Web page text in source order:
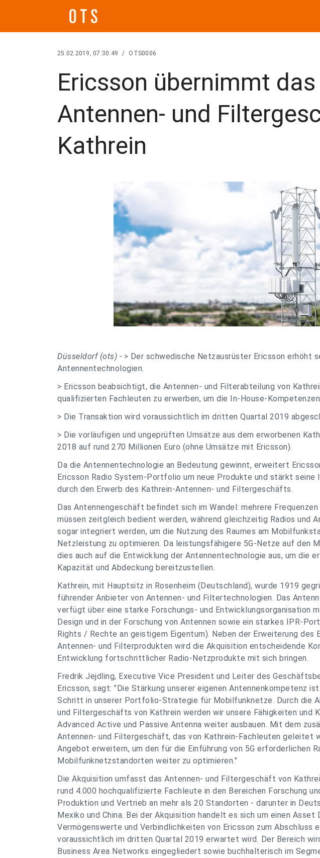
25.02.2019, 07:30:49 / OTS0006
Ericsson übernimmt das
Antennen- und
Kathrein
Düsseldorf (ots) - > Der schwedische Netzausrüster Ericsson erhöht
Antennentechnologien.
> Ericsson beabsichtigt, die Antennen- und Filterabteilung von
qualifizierten Fachleuten zu erwerben, um die In-House-
> Die Transaktion wird voraussichtlich im dritten Quartal 2019
> Die vorläufigen und ungeprüften Umsätze aus dem erworbenen
2018 auf rund 270 Millionen Euro (ohne Umsätze mit Ericsson).
Da die Antennentechnologie an Bedeutung gewinnt, erweitert
Ericsson Radio System-Portfolio um neue Produkte und stärkt seine
durch den Erwerb des Kathrein-Antennen- und Filtergeschäfts.
Das Antennengeschäft befindet sich im Wandel: mehrere
müssen zeitgleich bedient werden, während gleichzeitig Radios und
sogar integriert werden, um die Nutzung des Raumes am
Netzleistung zu optimieren. Da leistungsfähigere 5G-Netze auf den
dies auch auf die Entwicklung der Antennentechnologie aus, um die
Kapazität und Abdeckung bereitzustellen.
Kathrein, mit Hauptsitz in Rosenheim (Deutschland), wurde 1919
führender Anbieter von Antennen- und Filtertechnologien. Das
verfügt über eine starke Forschungs- und Entwicklungsorganisation
Design und in der Forschung von Antennen sowie ein starkes IPR-
Rights / Rechte an geistigem Eigentum). Neben der Erweiterung des
Antennen- und Filterprodukten wird die Akquisition entscheidende
Entwicklung fortschrittlicher Radio-Netzprodukte mit sich bringen.
Fredrik Jejdling, Executive Vice President und Leiter des
Ericsson, sagt: "Die Stärkung unserer eigenen Antennenkompetenz
Schritt in unserer Portfolio-Strategie für Mobilfunknetze. Durch die
und Filtergeschäfts von Kathrein werden wir unsere Fähigkeiten und
Advanced Active und Passive Antenna weiter ausbauen. Mit dem
Antennen- und Filtergeschäft, das von Kathrein-Fachleuten geleitet
Angebot erweitern, um den für die Einführung von 5G erforderlichen
Mobilfunknetzstandorten weiter zu optimieren."
Die Akquisition umfasst das Antennen- und Filtergeschäft von
rund 4.000 hochqualifizierte Fachleute in den Bereichen Forschung
Produktion und Vertrieb an mehr als 20 Standorten - darunter in
Mexiko und China. Bei der Akquisition handelt es sich um einen
Vermögenswerte und Verbindlichkeiten von Ericsson zum Abschluss
voraussichtlich im dritten Quartal 2019 erwartet wird. Der Bereich
Business Area Networks eingegliedert sowie buchhalterisch im